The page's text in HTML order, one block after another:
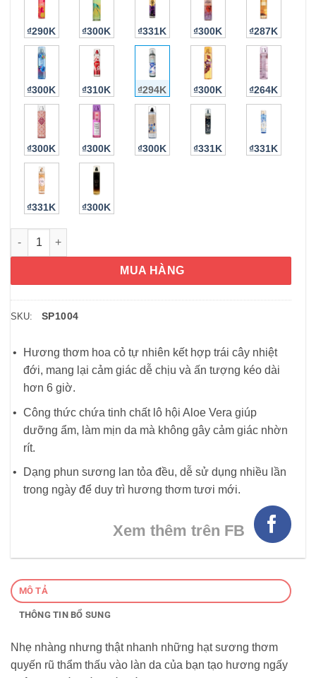
₫290K ₫300K ₫331K ₫300K ₫287K
₫300K ₫310K ₫294K ₫300K ₫264K
₫300K ₫300K ₫300K ₫331K ₫331K
₫331K ₫300K
Xịt thơm Bath & Body Works Moon Light Path Fine Fragrance
MUA HÀNG
SKU: SP1004
Hương thơm hoa cỏ tự nhiên kết hợp trái cây nhiệt
đới, mang lại cảm giác dễ chịu và ấn tượng kéo dài
hơn 6 giờ.
Công thức chứa tinh chất lô hội Aloe Vera giúp
dưỡng ẩm, làm mịn da mà không gây cảm giác nhờn
rít.
Dạng phun sương lan tỏa đều, dễ sử dụng nhiều lần
trong ngày để duy trì hương thơm tươi mới.
Xem thêm trên FB
MÔ TẢ
THÔNG TIN BỔ SUNG
Nhẹ nhàng nhưng thật nhanh những hạt sương thơm
quyến rũ thẩm thấu vào làn da của bạn tạo hương ngấy